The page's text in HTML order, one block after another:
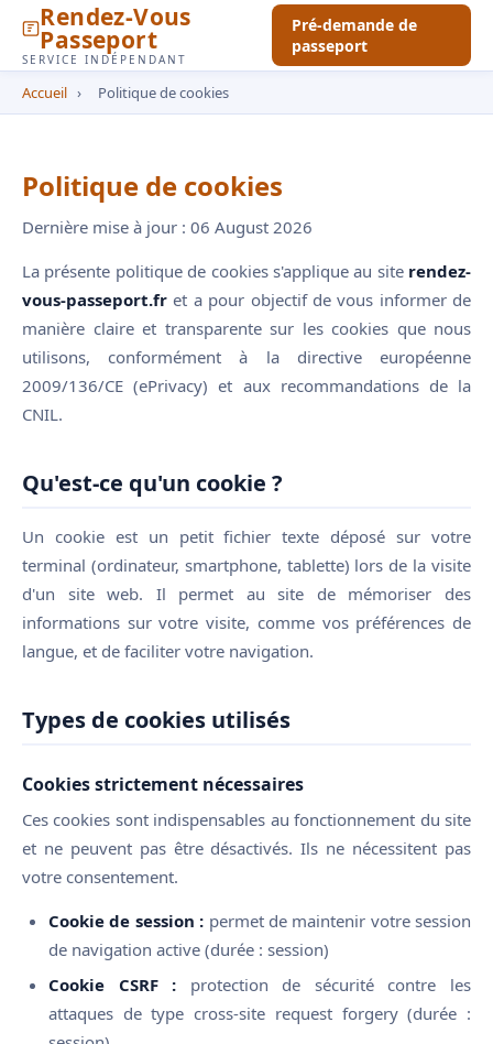
Rendez-Vous
Passeport
SERVICE INDÉPENDANT
Pré-demande de
passeport
Accueil › Politique de cookies
Politique de cookies
Dernière mise à jour : 06 August 2026
La présente politique de cookies s'applique au site rendez-
vous-passeport.fr et a pour objectif de vous informer de
manière claire et transparente sur les cookies que nous
utilisons, conformément à la directive européenne
2009/136/CE (ePrivacy) et aux recommandations de la
CNIL.
Qu'est-ce qu'un cookie ?
Un cookie est un petit fichier texte déposé sur votre
terminal (ordinateur, smartphone, tablette) lors de la visite
d'un site web. Il permet au site de mémoriser des
informations sur votre visite, comme vos préférences de
langue, et de faciliter votre navigation.
Types de cookies utilisés
Cookies strictement nécessaires
Ces cookies sont indispensables au fonctionnement du site
et ne peuvent pas être désactivés. Ils ne nécessitent pas
votre consentement.
Cookie de session : permet de maintenir votre session
de navigation active (durée : session)
Cookie CSRF : protection de sécurité contre les
attaques de type cross-site request forgery (durée :